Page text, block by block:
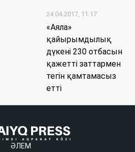
24.04.2017, 11:17
«Аяла»
қайырымдылық
дүкені 230 отбасын
қажетті заттармен
тегін қамтамасыз
етті
ӘЛЕМ